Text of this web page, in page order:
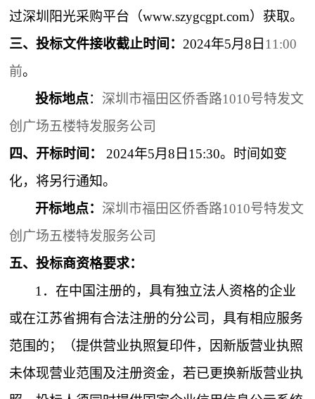
过深圳阳光采购平台（www.szygcgpt.com）获取。
三、投标文件接收截止时间： 2024年5月8 日 1 1 :00
前。
投标地点： 深圳市福田区侨香路1010号特发文
创广场五楼特发服务公司
四、 开标时间： 2024年5月8 日 1 5:30。 时间如变
化，将另行通知。
开标地点： 深圳市福田区侨香路1010号特发文
创广场五楼特发服务公司
五、投标商资格要求：
1．在中国注册的，具有独立法人资格的企业
或在江苏省拥有合法注册的分公司，具有相应服务
范围的；（提供营业执照复印件，因新版营业执照
未体现营业范围及注册资金，若已更换新版营业执